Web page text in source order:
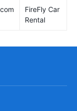
FireFly Car
Rental